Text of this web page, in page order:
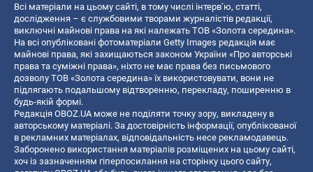
Всі матеріали на цьому сайті, в тому числі інтерв’ю, статті,
дослідження – є службовими творами журналістів редакції,
виключні майнові права на які належать ТОВ «Золота середина».
На всі опубліковані фотоматеріали Getty Images редакція має
майнові права, які захищаються законом України «Про авторські
права та суміжні права», ніхто не має права без письмового
дозволу ТОВ «Золота середина» їх використовувати, вони не
підлягають подальшому відтворенню, перекладу, поширенню в
будь-якій формі.
Редакція OBOZ.UA може не поділяти точку зору, викладену в
авторському матеріалі. За достовірність інформації, опублікованої
в рекламних матеріалах, відповідальність несе рекламодавець.
Заборонено використання матеріалів розміщених на цьому сайті,
хоч із зазначенням гіперпосилання на сторінку цього сайту,